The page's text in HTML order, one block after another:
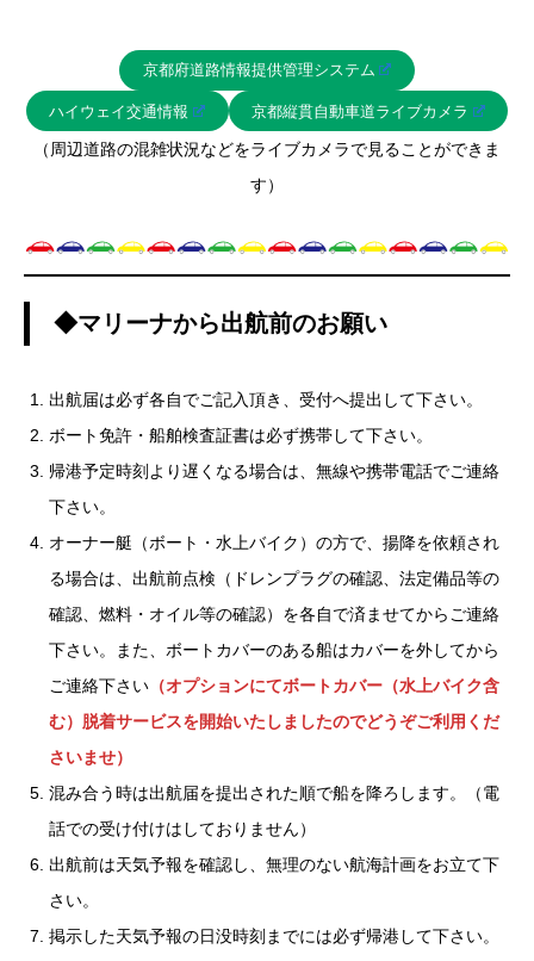
京都府道路情報提供管理システム
ハイウェイ交通情報 京都縦貫自動車道ライブカメラ
（周辺道路の混雑状況などをライブカメラで見ることができま
す）
◆マリーナから出航前のお願い
出航届は必ず各自でご記入頂き、受付へ提出して下さい。
ボート免許・船舶検査証書は必ず携帯して下さい。
帰港予定時刻より遅くなる場合は、無線や携帯電話でご連絡
下さい。
オーナー艇（ボート・水上バイク）の方で、揚降を依頼され
る場合は、出航前点検（ドレンプラグの確認、法定備品等の
確認、燃料・オイル等の確認）を各自で済ませてからご連絡
下さい。また、ボートカバーのある船はカバーを外してから
ご連絡下さい （オプションにてボートカバー（水上バイク含
む）脱着サービスを開始いたしましたのでどうぞご利用くだ
さいませ）
混み合う時は出航届を提出された順で船を降ろします。（電
話での受け付けはしておりません）
出航前は天気予報を確認し、無理のない航海計画をお立て下
さい。
掲示した天気予報の日没時刻までには必ず帰港して下さい。